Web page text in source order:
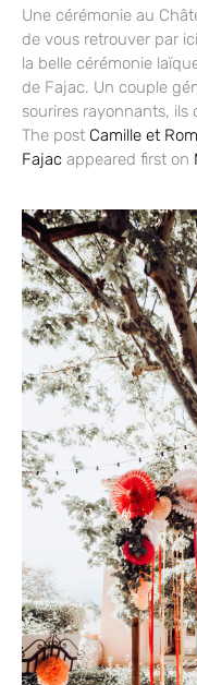
Une cérémonie au
de vous retrouver par
la belle cérémonie
de Fajac. Un couple
sourires rayonnants, ils
The post Camille et
Fajac appeared first on